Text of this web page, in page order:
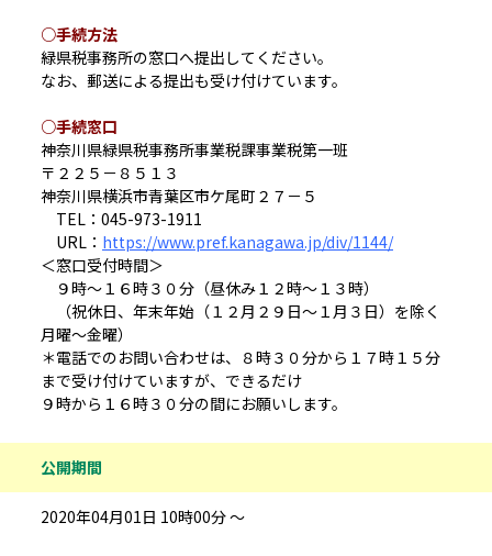
○手続方法
緑県税事務所の窓口へ提出してください。
なお、郵送による提出も受け付けています。
○手続窓口
神奈川県緑県税事務所事業税課事業税第一班
〒２２５－８５１３
神奈川県横浜市青葉区市ケ尾町２７－５
TEL：045-973-1911
URL： https://www.pref.kanagawa.jp/div/1144/
＜窓口受付時間＞
９時～１６時３０分（昼休み１２時～１３時）
（祝休日、年末年始（１２月２９日～１月３日）を除く
月曜～金曜）
＊電話でのお問い合わせは、８時３０分から１７時１５分
まで受け付けていますが、できるだけ
９時から１６時３０分の間にお願いします。
公開期間
2020年04月01日 10時00分 ～